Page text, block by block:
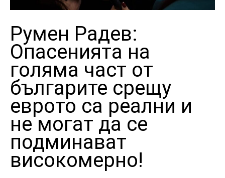
Румен Радев:
Опасенията на
голяма част от
българите срещу
еврото са реални и
не могат да се
подминават
високомерно!